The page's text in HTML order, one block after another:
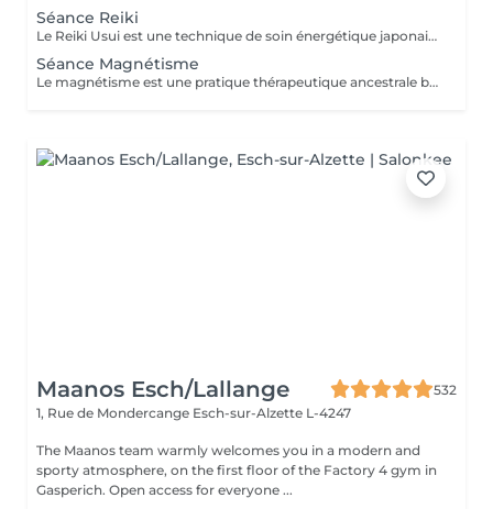
Séance Reiki
Le Reiki Usui est une technique de soin énergétique japonaise, fondée par Mikao Usui au début du XXème siècle. Elle repose sur le principe de transmission de l'énergie universelle par imposition des mains pour favoriser la guérison et le bien-être. Les bienfaits du Reiki incluent l'harmonisation du corps et de l'esprit, la réduction du stress et la promotion de la relaxation pour une amélioration de la qualité du sommeil, le renforcement du système immunitaire et l'équilibrage des émotions. Le Reiki peut être utilisé pour soulager une douleur ponctuelle ou pour accompagner un traitement plus lourd.
Séance Magnétisme
Le magnétisme est une pratique thérapeutique ancestrale basée sur l'utilisation de l'énergie universelle. Il repose sur le principe que le corps humain émet et reçoit des énergies en fonction de blessures et/ou de besoins. Le magnétiseur peut rééquilibrer ces flux énergétiques par imposition des mains. Cela contribue à la réduction des douleurs, l'amélioration de la circulation sanguine et le renforcement des défenses naturelles de l'organisme, mais aussi à la diminution du stress, l'accélération de la cicatrisation et l'amélioration du bien-être général.
Maanos Esch/Lallange
532
1, Rue de Mondercange Esch-sur-Alzette L-4247
The Maanos team warmly welcomes you in a modern and
sporty atmosphere, on the first floor of the Factory 4 gym in
Gasperich. Open access for everyone ...